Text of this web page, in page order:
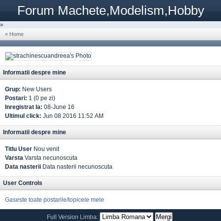
Forum Machete,Modelism,Hobby
»
« Home
Informatii despre mine
Grup: New Users
Postari: 1 (0 pe zi)
Inregistrat la: 08-June 16
Ultimul click: Jun 08 2016 11:52 AM
Informatii despre mine
Titlu User Nou venit
Varsta Varsta necunoscuta
Data nasterii Data nasterii necunoscuta
User Controls
Gaseste toate postarile/topicele mele
Full Version Limba: